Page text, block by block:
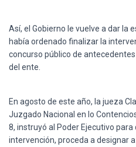
Así, el Gobierno le vuelve a dar la
había ordenado finalizar la
concurso público de
del ente.
En agosto de este año, la jueza
Juzgado Nacional en lo
8, instruyó al Poder Ejecutivo para
intervención, proceda a designar